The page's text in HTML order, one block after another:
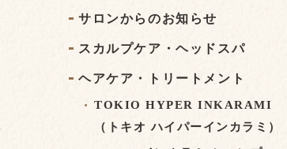
サロンからのお知らせ
スカルプケア・ヘッドスパ
ヘアケア・トリートメント
TOKIO HYPER INKARAMI
（トキオ ハイパーインカラミ）